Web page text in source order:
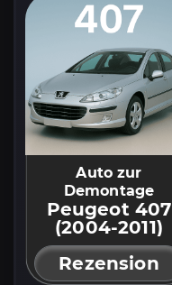
Auto zur
Demontage
Peugeot 407
(2004-2011)
Rezension